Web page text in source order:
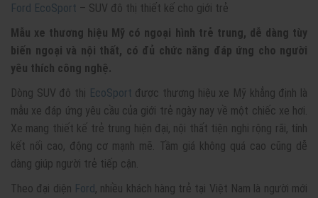
Ford EcoSport – SUV đô thị thiết kế cho giới trẻ
Mẫu xe thương hiệu Mỹ có ngoại hình trẻ trung, dễ dàng tùy
biến ngoại và nội thất, có đủ chức năng đáp ứng cho người
yêu thích công nghệ.
Dòng SUV đô thị EcoSport được thương hiệu xe Mỹ khẳng định là
mẫu xe đáp ứng yêu cầu của giới trẻ ngày nay về một chiếc xe hơi.
Xe mang thiết kế trẻ trung hiện đại, nội thất tiện nghi rộng rãi, tính
kết nối cao, động cơ mạnh mẽ. Tầm giá không quá cao cũng dễ
dàng giúp người trẻ tiếp cận.
Theo đại diện Ford, nhiều khách hàng trẻ tại Việt Nam là người mới